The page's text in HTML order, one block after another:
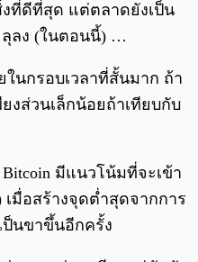
ที่ดีที่สุด แต่ตลาดยังเป็น
ลง (ในตอนนี้) …
นกรอบเวลาที่สั้นมาก ถ้า
งส่วนเล็กน้อยถ้าเทียบกับ
Bitcoin มีแนวโน้มที่จะเข้า
เมื่อสร้างจุดต่ำสุดจากการ
ป็นขาขึ้นอีกครั้ง